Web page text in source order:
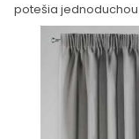
potešia